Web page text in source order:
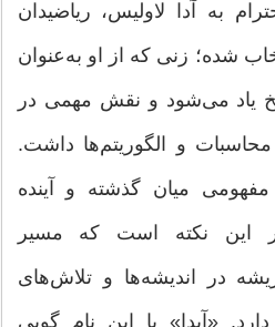
به آدا لاولیس، ریاضیدان
شده؛ زنی که از او به‌عنوان
یاد می‌شود و نقش مهمی در
و الگوریتم‌ها داشت.
مفهومی میان گذشته و آینده
این نکته است که مسیر
در اندیشه‌ها و تلاش‌های
«آیدا» با این نام گویی